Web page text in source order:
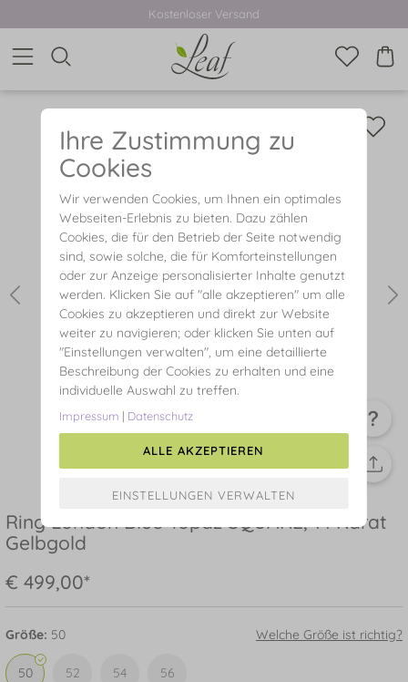
Kostenloser Versand
Ring London Blue Topaz SQUARE, 14 Karat
Gelbgold
€ 499,00*
Größe: 50 Welche Größe ist richtig?
50 52 54 56
Ihre Zustimmung zu
Cookies
Wir verwenden Cookies, um Ihnen ein optimales
Webseiten-Erlebnis zu bieten. Dazu zählen
Cookies, die für den Betrieb der Seite notwendig
sind, sowie solche, die für Komforteinstellungen
oder zur Anzeige personalisierter Inhalte genutzt
werden. Klicken Sie auf "alle akzeptieren" um alle
Cookies zu akzeptieren und direkt zur Website
weiter zu navigieren; oder klicken Sie unten auf
"Einstellungen verwalten", um eine detaillierte
Beschreibung der Cookies zu erhalten und eine
individuelle Auswahl zu treffen.
Impressum | Datenschutz
ALLE AKZEPTIEREN